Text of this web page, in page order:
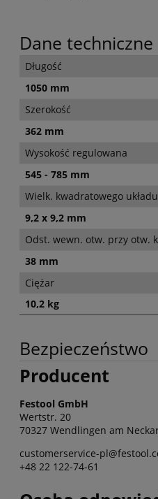
Dane techniczne
Długość
1050 mm
Szerokość
362 mm
Wysokość regulowana
545 - 785 mm
Wielk. kwadratowego
9,2 x 9,2 mm
Odst. wewn. otw. przy otw.
38 mm
Ciężar
10,2 kg
Bezpieczeństwo
Producent
Festool GmbH
Wertstr. 20
70327 Wendlingen am
customerservice-
+48 22 122-74-61